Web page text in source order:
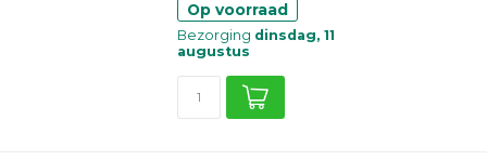
Op voorraad
Bezorging dinsdag, 11
augustus